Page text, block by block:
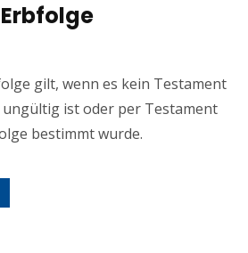
gilt, wenn es kein Testament
ist oder per Testament
bestimmt wurde.